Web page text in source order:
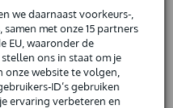
we daarnaast voorkeurs-,
met onze 15 partners
EU, waaronder de
ons in staat om je
website te volgen,
ID’s gebruiken
ervaring verbeteren en
van iCON
de iCON Pro Audio P1-M
faders met 12-bits resolutie